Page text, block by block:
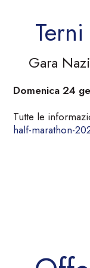
Gara
Domenica 24
Tutte le
half-marathon-